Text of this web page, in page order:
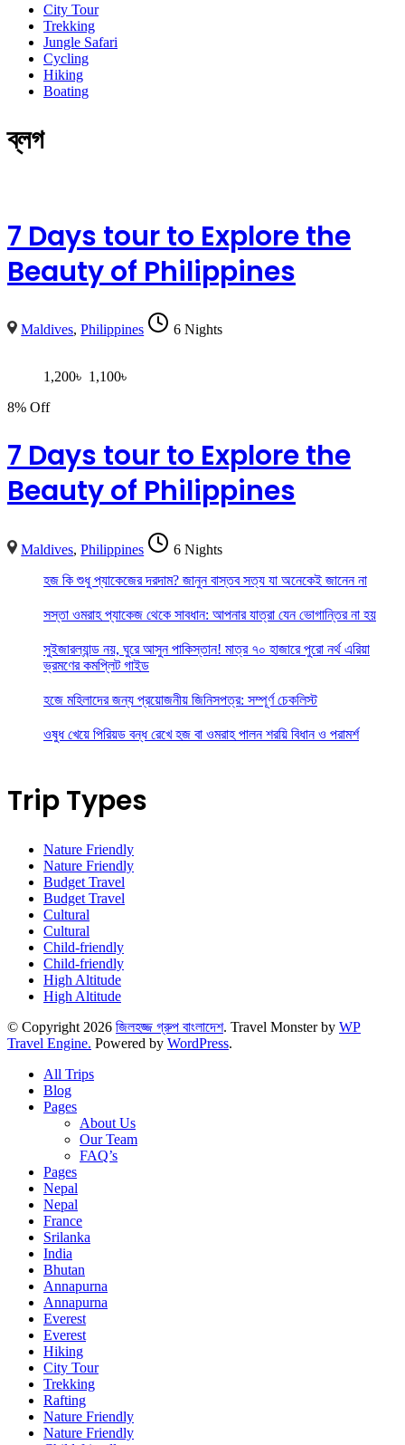
City Tour
Trekking
Jungle Safari
Cycling
Hiking
Boating
ব্লগ
7 Days tour to Explore the
Beauty of Philippines
Maldives,Philippines 6 Nights
1,200৳ 1,100৳
8% Off
7 Days tour to Explore the
Beauty of Philippines
Maldives,Philippines
6 Nights
হজ কি শুধু প্যাকেজের দরদাম? জানুন বাস্তব সত্য যা অনেকেই জানেন না
সস্তা ওমরাহ প্যাকেজ থেকে সাবধান: আপনার যাত্রা যেন ভোগান্তির না হয়
সুইজারল্যান্ড নয়, ঘুরে আসুন পাকিস্তান! মাত্র ৭০ হাজারে পুরো নর্থ এরিয়া
ভ্রমণের কমপ্লিট গাইড
হজে মহিলাদের জন্য প্রয়োজনীয় জিনিসপত্র: সম্পূর্ণ চেকলিস্ট
ওষুধ খেয়ে পিরিয়ড বন্ধ রেখে হজ বা ওমরাহ পালন শরয়ি বিধান ও পরামর্শ
Trip Types
Nature Friendly
Nature Friendly
Budget Travel
Budget Travel
Cultural
Cultural
Child-friendly
Child-friendly
High Altitude
High Altitude
© Copyright 2026 জিলহজ্জ গ্রুপ বাংলাদেশ. Travel Monster by WP
Travel Engine. Powered by WordPress.
All Trips
Blog
Pages
About Us
Our Team
FAQ’s
Pages
Nepal
Nepal
France
Srilanka
India
Bhutan
Annapurna
Annapurna
Everest
Everest
Hiking
City Tour
Trekking
Rafting
Nature Friendly
Nature Friendly